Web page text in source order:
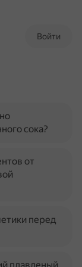
Войти
сока?
от
перед